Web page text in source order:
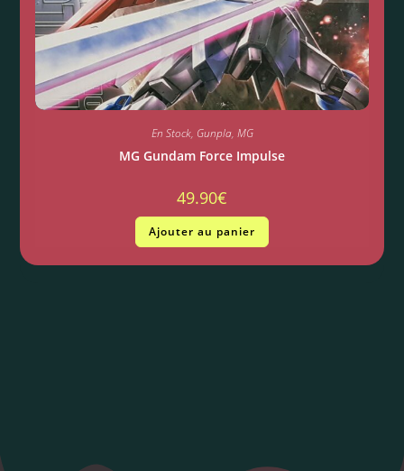
En Stock, Gunpla, MG
MG Gundam Force Impulse
49.90€
Ajouter au panier